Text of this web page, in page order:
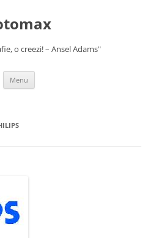
o creezi! – Ansel Adams"
Menu